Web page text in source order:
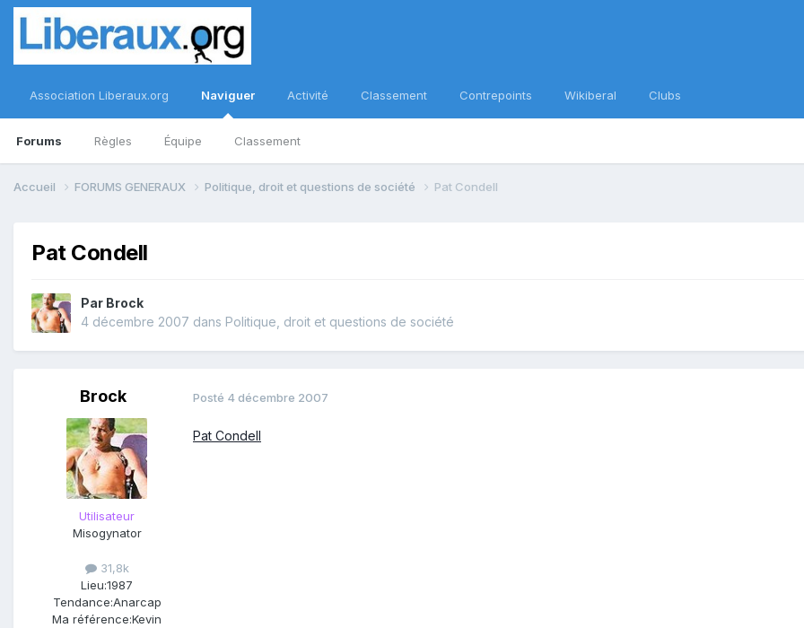
Association Liberaux.org Naviguer
Forums Règles Équipe Classement
Activité Classement Contrepoints Wikiberal Clubs
Accueil FORUMS GENERAUX Politique, droit et questions de société Pat Condell
Pat Condell
Par Brock
4 décembre 2007 dans Politique, droit et questions de société
Brock
Utilisateur
Misogynator
31,8k
Lieu:1987
Tendance:Anarcap
Ma référence:Kevin
Posté 4 décembre 2007
Pat Condell